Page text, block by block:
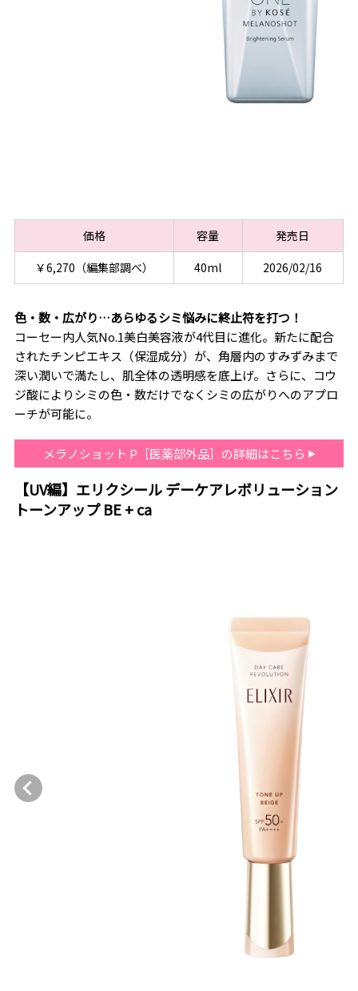
価格 容量
発売日
￥6,270（編集部調べ）
40ml 2026/02/16
色・数・広がり…あらゆるシミ悩みに終止符を打つ！
コーセー内人気No.1美白美容液が4代目に進化。新たに配合
されたチンピエキス（保湿成分）が、角層内のすみずみまで
深い潤いで満たし、肌全体の透明感を底上げ。さらに、コウ
ジ酸によりシミの色・数だけでなくシミの広がりへのアプロ
ーチが可能に。
メラノショット P［医薬部外品］の詳細はこちら
【UV編】エリクシール デーケアレボリューション
トーンアップ BE + ca